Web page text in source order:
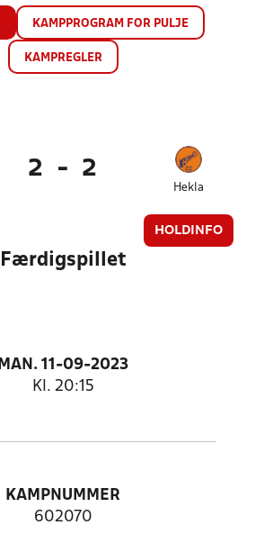
KAMPPROGRAM FOR PULJE
KAMPREGLER
2 - 2
Hekla
HOLDINFO
Færdigspillet
MAN. 11-09-2023
Kl. 20:15
KAMPNUMMER
602070